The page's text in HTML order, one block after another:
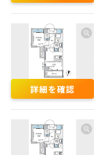
詳細を確認